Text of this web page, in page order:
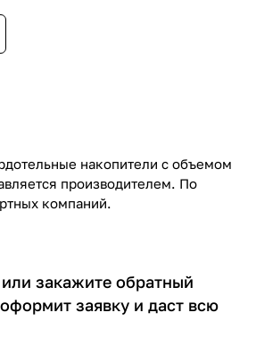
накопители с объемом
производителем. По
компаний.
закажите обратный
заявку и даст всю